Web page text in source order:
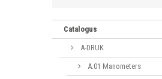
Catalogus
A-DRUK
A.01 Manometers